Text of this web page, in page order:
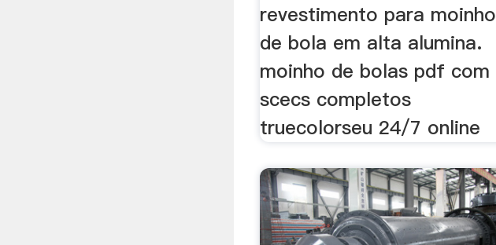
revestimento para moinho
de bola em alta alumina.
moinho de bolas pdf com
scecs completos
truecolorseu 24/7 online